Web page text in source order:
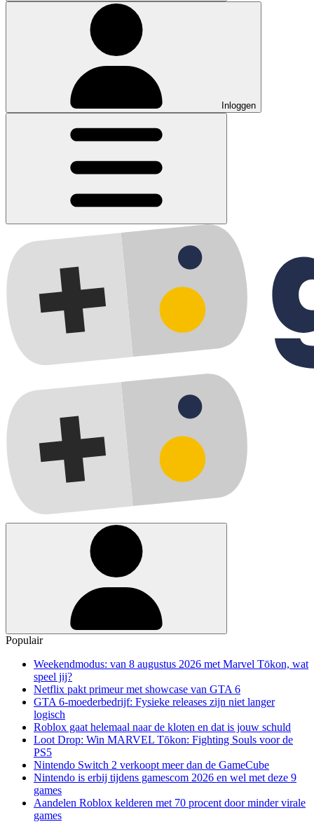
Inloggen
Populair
Weekendmodus: van 8 augustus 2026 met Marvel Tōkon, wat
speel jij?
Netflix pakt primeur met showcase van GTA 6
GTA 6-moederbedrijf: Fysieke releases zijn niet langer
logisch
Roblox gaat helemaal naar de kloten en dat is jouw schuld
Loot Drop: Win MARVEL Tōkon: Fighting Souls voor de
PS5
Nintendo Switch 2 verkoopt meer dan de GameCube
Nintendo is erbij tijdens gamescom 2026 en wel met deze 9
games
Aandelen Roblox kelderen met 70 procent door minder virale
games